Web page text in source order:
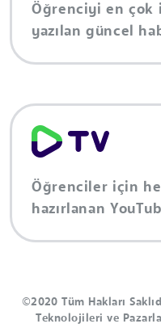
Öğrenciyi en çok
yazılan güncel
Öğrenciler için
hazırlanan
©2020 Tüm Hakları
Teknolojileri ve